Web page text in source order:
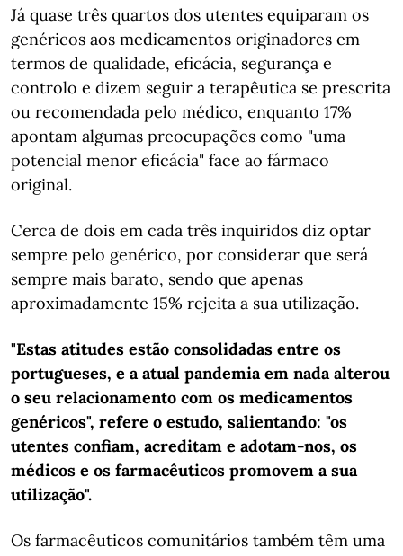
Já quase três quartos dos utentes equiparam os
genéricos aos medicamentos originadores em
termos de qualidade, eficácia, segurança e
controlo e dizem seguir a terapêutica se prescrita
ou recomendada pelo médico, enquanto 17%
apontam algumas preocupações como "uma
potencial menor eficácia" face ao fármaco
original.
Cerca de dois em cada três inquiridos diz optar
sempre pelo genérico, por considerar que será
sempre mais barato, sendo que apenas
aproximadamente 15% rejeita a sua utilização.
"Estas atitudes estão consolidadas entre os
portugueses, e a atual pandemia em nada alterou
o seu relacionamento com os medicamentos
genéricos", refere o estudo, salientando: "os
utentes confiam, acreditam e adotam-nos, os
médicos e os farmacêuticos promovem a sua
utilização".
Os farmacêuticos comunitários também têm uma